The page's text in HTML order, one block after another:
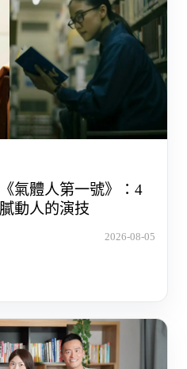
氣體人第一號》：4
動人的演技
2026-08-05